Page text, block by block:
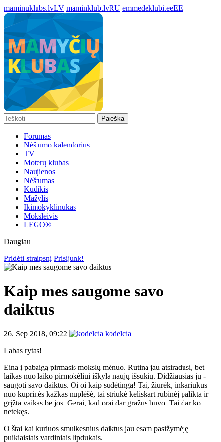
maminuklubs.lvLV maminklub.lvRU emmedeklubi.eeEE
Paieška
Forumas
Nėštumo kalendorius
TV
Moterų klubas
Naujienos
Nėštumas
Kūdikis
Mažylis
Ikimokyklinukas
Moksleivis
LEGO®
Daugiau
Pridėti straipsnį Prisijunk!
Kaip mes saugome savo
daiktus
26. Sep 2018, 09:22
kodelcia
Labas rytas!
Eina į pabaigą pirmasis mokslų mėnuo. Rutina jau atsiradusi, bet
laikas nuo laiko pirmokėliui iškyla naujų išsūkių. Didžiausias jų -
saugoti savo daiktus. Oi oi kaip sudėtinga! Tai, žiūrėk, inkariukus
nuo kuprinės kažkas nuplėšė, tai striukė keliskart rūbinėj palikta ir
grįžta vaikas be jos. Gerai, kad orai dar gražūs buvo. Tai dar ko
netekęs.
O štai kai kuriuos smulkesnius daiktus jau esam pasižymėję
puikiaisiais vardiniais lipdukais.